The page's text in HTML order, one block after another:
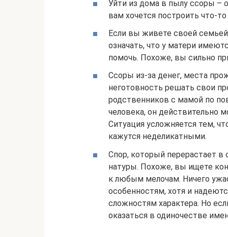
Уйти из дома в пылу ссоры –
вам хочется построить что-
Если вы живете своей
означать, что у матери
помочь. Похоже, вы сильно
Ссоры из-за денег, места
неготовность решать свои
родственников с мамой по
человека, он действительно
Ситуация усложняется тем,
кажутся неделикатными.
Спор, который перерастает в
натуры. Похоже, вы ищете
к любым мелочам. Ничего
особенностям, хотя и
сложностям характера. Но
оказаться в одиночестве